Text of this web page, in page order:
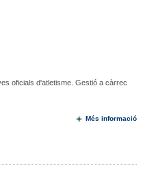
oficials d'atletisme. Gestió a càrrec
Més informació